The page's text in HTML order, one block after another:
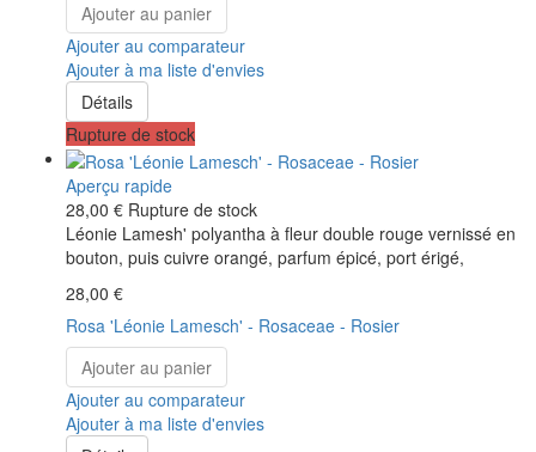
Ajouter au panier
Ajouter au comparateur
Ajouter à ma liste d'envies
Détails
Rupture de stock
Aperçu rapide
28,00 € Rupture de stock
Léonie Lamesh' polyantha à fleur double rouge vernissé en
bouton, puis cuivre orangé, parfum épicé, port érigé,
28,00 €
Rosa 'Léonie Lamesch' - Rosaceae - Rosier
Ajouter au panier
Ajouter au comparateur
Ajouter à ma liste d'envies